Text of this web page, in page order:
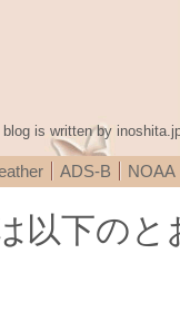
is written by
ADS-B NOAA
以下の